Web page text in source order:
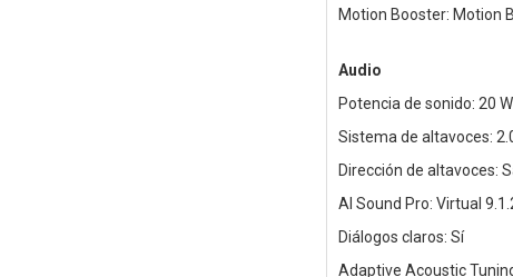
Motion Booster: Motion
Audio
Potencia de sonido: 20 W
Sistema de altavoces:
Dirección de altavoces:
AI Sound Pro: Virtual
Diálogos claros: Sí
Adaptive Acoustic